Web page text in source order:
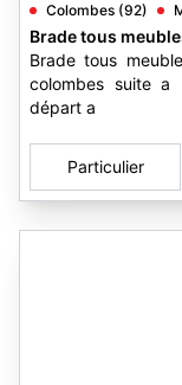
Colombes (92)
Brade tous
Brade tous
colombes suite
départ a
Particulier